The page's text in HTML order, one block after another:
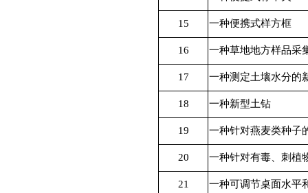
15 一种便携式样方框
16 一种草地地方样品采
17 一种测定土壤水分的
18 一种新型土钻
19 一种针对燕麦类种子
20 一种针对有毒、刺植
21 一种可调节桌面水平